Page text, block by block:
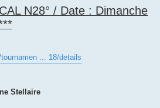
N28° / Date : Dimanche
... 18/details
Stellaire